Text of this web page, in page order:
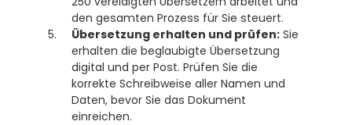
den gesamten Prozess für Sie steuert.
Übersetzung erhalten und prüfen: Sie
erhalten die beglaubigte Übersetzung
digital und per Post. Prüfen Sie die
korrekte Schreibweise aller Namen und
Daten, bevor Sie das Dokument
einreichen.